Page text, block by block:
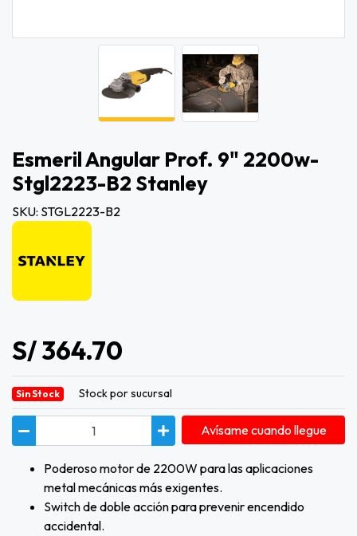
Esmeril Angular Prof. 9" 2200w-
Stgl2223-B2 Stanley
SKU: STGL2223-B2
S/ 364.70
Sin Stock Stock por sucursal
Avísame cuando llegue
Poderoso motor de 2200W para las aplicaciones
metal mecánicas más exigentes.
Switch de doble acción para prevenir encendido
accidental.